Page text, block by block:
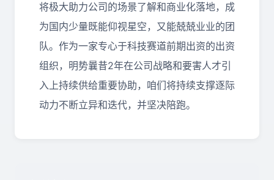
将极大助力公司的场景了解和商业化落地，成
为国内少量既能仰视星空，又能兢兢业业的团
队。作为一家专心于科技赛道前期出资的出资
组织，明势曩昔2年在公司战略和要害人才引
入上持续供给重要协助，咱们将持续支撑逐际
动力不断立异和迭代，并坚决陪跑。